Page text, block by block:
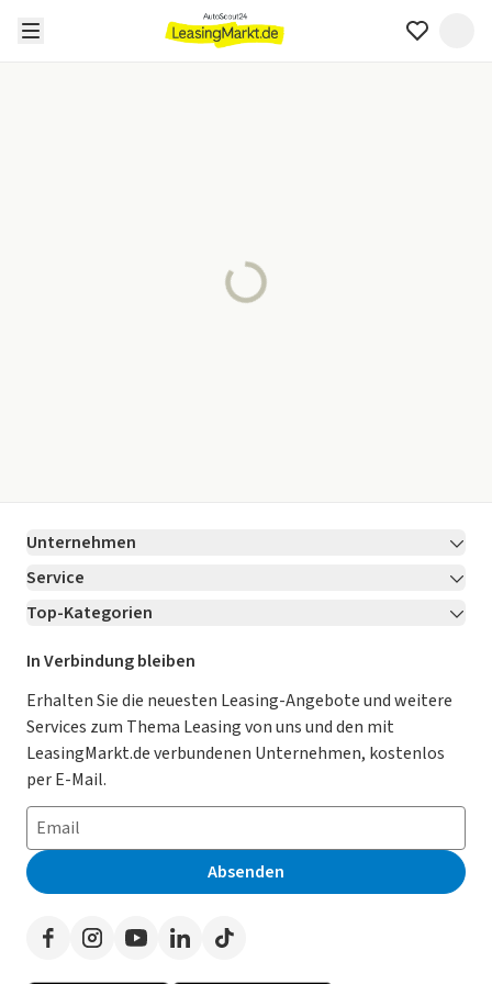
Seite wird geladen…
Unternehmen
Über LeasingMarkt.de
Karriere Jetzt bewerben!
Für Händler
Kooperation mit AutoScout24
AGB
Datenschutz
Impressum
Erklärung zur Barrierefreiheit
Presse
Service
Kontakt
Ratgeber
Magazin
Datenschutz-Einstellungen
So funktioniert’s
Häufig gestellte Fragen
Leasing-Lexikon
Auto-Tests
Werben auf LeasingMarkt.de
Top-Kategorien
Leasing Deals
Gebrauchtwagen Leasing
Leasing ohne Anzahlung
E-Auto Leasing
Privatleasing
Leasing-Vergleiche
Herstellerverzeichnis
Händlerverzeichnis
In Verbindung bleiben
Erhalten Sie die neuesten Leasing-Angebote und weitere
Services zum Thema Leasing von uns und den mit
LeasingMarkt.de verbundenen Unternehmen, kostenlos
per E-Mail.
Absenden